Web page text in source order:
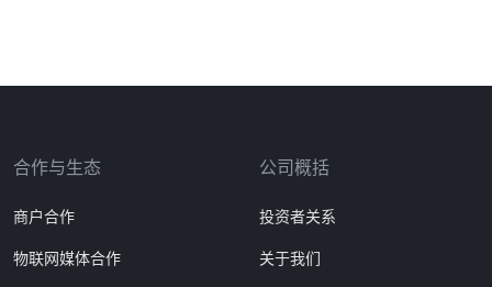
合作与生态
商户合作
物联网媒体合作
公司概括
投资者关系
关于我们